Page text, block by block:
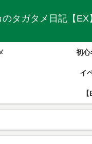
のタガタメ日記【EX
初心
イ